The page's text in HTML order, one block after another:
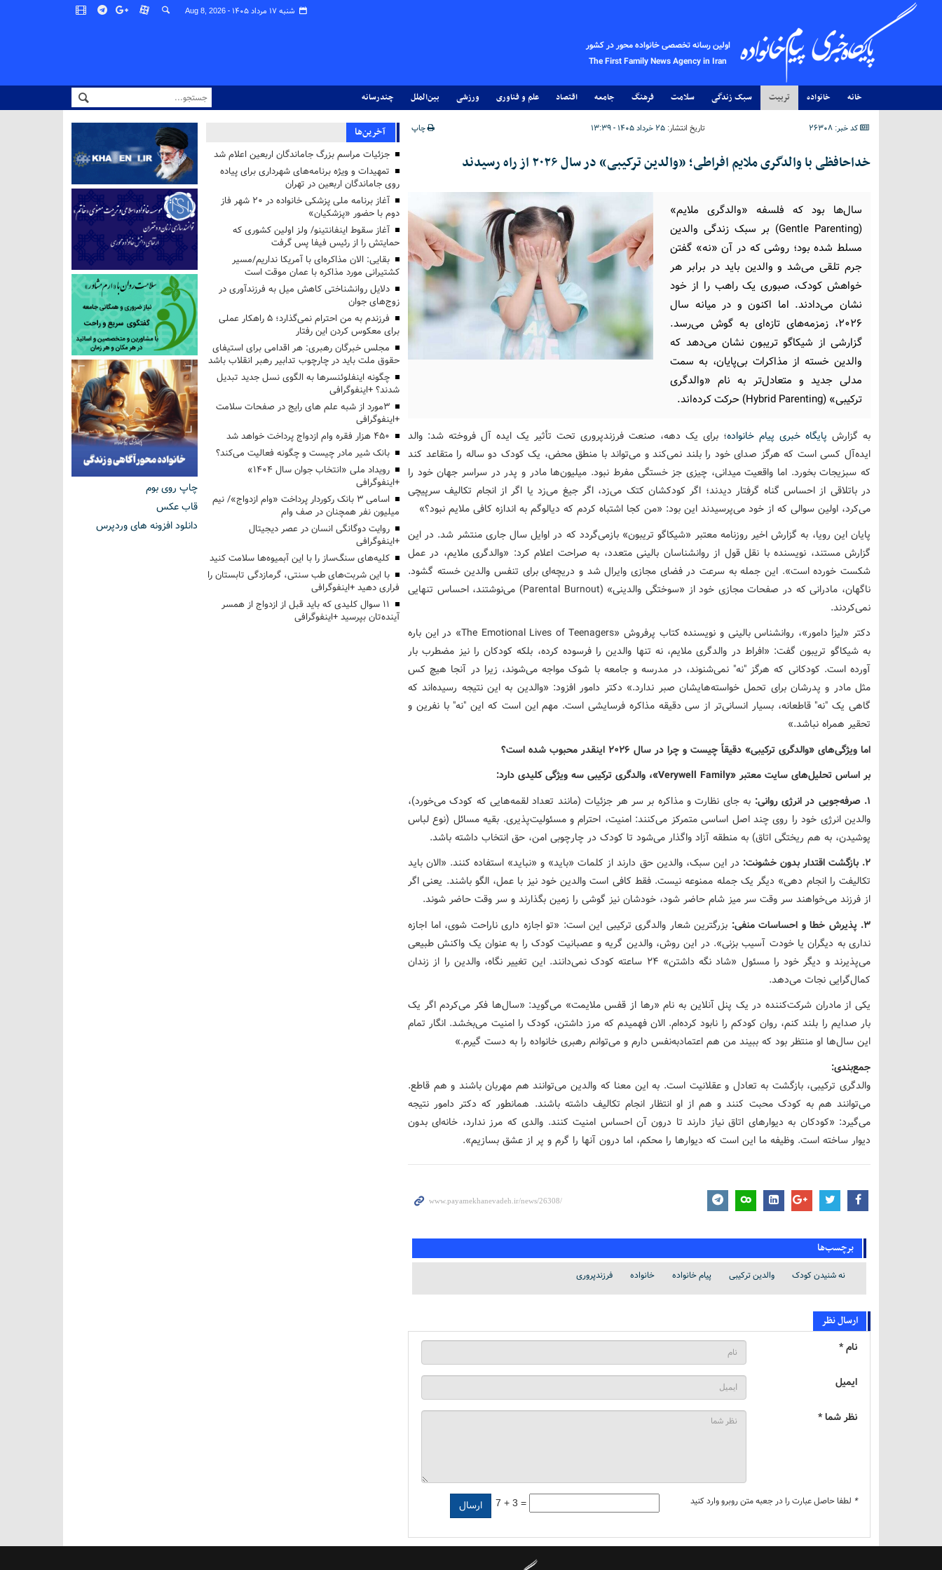
شنبه ۱۷ مرداد ۱۴۰۵ - Aug 8, 2026
اولین رسانه تخصصی خانواده محور در کشور
The First Family News Agency in Iran
خانه خانواده تربیت سبک زندگی سلامت فرهنگ جامعه اقتصاد علم و فناوری ورزشی بین‌الملل چندرسانه
کد خبر: 26308 تاریخ انتشار:۲۵ خرداد ۱۴۰۵ - ۱۳:۳۹ چاپ
خداحافظی با والدگری ملایم افراطی؛ «والدین ترکیبی» در سال ۲۰۲۶ از راه رسیدند
سال‌ها بود که فلسفه «والدگری ملایم»
(Gentle Parenting) بر سبک زندگی والدین
مسلط شده بود؛ روشی که در آن «نه» گفتن
جرم تلقی می‌شد و والدین باید در برابر هر
خواهش کودک، صبوری یک راهب را از خود
نشان می‌دادند. اما اکنون و در میانه سال
۲۰۲۶، زمزمه‌های تازه‌ای به گوش می‌رسد.
گزارشی از شیکاگو تریبون نشان می‌دهد که
والدین خسته از مذاکرات بی‌پایان، به سمت
مدلی جدید و متعادل‌تر به نام «والدگری
ترکیبی» (Hybrid Parenting) حرکت کرده‌اند.
به گزارش پایگاه خبری پیام خانواده؛ برای یک دهه، صنعت فرزندپروری تحت تأثیر یک ایده آل فروخته شد: والد
ایده‌آل کسی است که هرگز صدای خود را بلند نمی‌کند و می‌تواند با منطق محض، یک کودک دو ساله را متقاعد کند
که سبزیجات بخورد. اما واقعیت میدانی، چیزی جز خستگی مفرط نبود. میلیون‌ها مادر و پدر در سراسر جهان خود را
در باتلاقی از احساس گناه گرفتار دیدند؛ اگر کودکشان کتک می‌زد، اگر جیغ می‌زد یا اگر از انجام تکالیف سرپیچی
می‌کرد، اولین سوالی که از خود می‌پرسیدند این بود: «من کجا اشتباه کردم که دیالوگم به اندازه کافی ملایم نبود؟»
پایان این رویا، به گزارش اخیر روزنامه معتبر «شیکاگو تریبون» بازمی‌گردد که در اوایل سال جاری منتشر شد. در این
گزارش مستند، نویسنده با نقل قول از روانشناسان بالینی متعدد، به صراحت اعلام کرد: «والدگری ملایم، در عمل
شکست خورده است». این جمله به سرعت در فضای مجازی وایرال شد و دریچه‌ای برای تنفس والدین خسته گشود.
ناگهان، مادرانی که در صفحات مجازی خود از «سوختگی والدینی» (Parental Burnout) می‌نوشتند، احساس تنهایی
نمی‌کردند.
دکتر «لیزا دامور»، روانشناس بالینی و نویسنده کتاب پرفروش «The Emotional Lives of Teenagers» در این باره
به شیکاگو تریبون گفت: «افراط در والدگری ملایم، نه تنها والدین را فرسوده کرده، بلکه کودکان را نیز مضطرب بار
آورده است. کودکانی که هرگز "نه" نمی‌شنوند، در مدرسه و جامعه با شوک مواجه می‌شوند، زیرا در آنجا هیچ کس
مثل مادر و پدرشان برای تحمل خواسته‌هایشان صبر ندارد.» دکتر دامور افزود: «والدین به این نتیجه رسیده‌اند که
گاهی یک "نه" قاطعانه، بسیار انسانی‌تر از سی دقیقه مذاکره فرسایشی است. مهم این است که این "نه" با نفرین و
تحقیر همراه نباشد.»
اما ویژگی‌های «والدگری ترکیبی» دقیقاً چیست و چرا در سال ۲۰۲۶ اینقدر محبوب شده است؟
بر اساس تحلیل‌های سایت معتبر «Verywell Family»، والدگری ترکیبی سه ویژگی کلیدی دارد:
۱. صرفه‌جویی در انرژی روانی:
به جای نظارت و مذاکره بر سر هر جزئیات (مانند تعداد لقمه‌هایی که کودک می‌خورد)،
والدین انرژی خود را روی چند اصل اساسی متمرکز می‌کنند: امنیت، احترام و مسئولیت‌پذیری. بقیه مسائل (نوع لباس
پوشیدن، به هم ریختگی اتاق) به منطقه آزاد واگذار می‌شود تا کودک در چارچوبی امن، حق انتخاب داشته باشد.
۲. بازگشت اقتدار بدون خشونت:
در این سبک، والدین حق دارند از کلمات «باید» و «نباید» استفاده کنند. «الان باید
تکالیفت را انجام دهی» دیگر یک جمله ممنوعه نیست. فقط کافی است والدین خود نیز با عمل، الگو باشند. یعنی اگر
از فرزند می‌خواهند سر وقت سر میز شام حاضر شود، خودشان نیز گوشی را زمین بگذارند و سر وقت حاضر شوند.
۳. پذیرش خطا و احساسات منفی:
بزرگترین شعار والدگری ترکیبی این است: «تو اجازه داری ناراحت شوی، اما اجازه
نداری به دیگران یا خودت آسیب بزنی». در این روش، والدین گریه و عصبانیت کودک را به عنوان یک واکنش طبیعی
می‌پذیرند و دیگر خود را مسئول «شاد نگه داشتن» ۲۴ ساعته کودک نمی‌دانند. این تغییر نگاه، والدین را از زندان
کمال‌گرایی نجات می‌دهد.
یکی از مادران شرکت‌کننده در یک پنل آنلاین به نام «رها از قفس ملایمت» می‌گوید: «سال‌ها فکر می‌کردم اگر یک
بار صدایم را بلند کنم، روان کودکم را نابود کرده‌ام. الان فهمیدم که مرز داشتن، کودک را امنیت می‌بخشد. انگار تمام
این سال‌ها او منتظر بود که ببیند من هم اعتمادبه‌نفس دارم و می‌توانم رهبری خانواده را به دست گیرم.»
جمع‌بندی:
والدگری ترکیبی، بازگشت به تعادل و عقلانیت است. به این معنا که والدین می‌توانند هم مهربان باشند و هم قاطع.
می‌توانند هم به کودک محبت کنند و هم از او انتظار انجام تکالیف داشته باشند. همانطور که دکتر دامور نتیجه
می‌گیرد: «کودکان به دیوارهای اتاق نیاز دارند تا درون آن احساس امنیت کنند. والدی که مرز ندارد، خانه‌ای بدون
دیوار ساخته است. وظیفه ما این است که دیوارها را محکم، اما درون آنها را گرم و پر از عشق بسازیم».
برچسب‌ها
نه شنیدن کودک والدین ترکیبی پیام خانواده خانواده فرزندپروری
ارسال نظر
نام *
ایمیل
نظر شما *
* لطفا حاصل عبارت را در جعبه متن روبرو وارد کنید 7 + 3 =
آخرین‌ها
جزئیات مراسم بزرگ جاماندگان اربعین اعلام شد
تمهیدات و ویژه برنامه‌های شهرداری برای پیاده
روی جاماندگان اربعین در تهران
آغاز برنامه ملی پزشکی خانواده در ۲۰ شهر فاز
دوم با حضور «پزشکیان»
آغاز سقوط اینفانتینو/ ولز اولین کشوری که
حمایتش را از رئیس فیفا پس گرفت
بقایی: الان مذاکره‌ای با آمریکا نداریم/مسیر
کشتیرانی مورد مذاکره با عمان موقت است
دلایل روانشناختی کاهش میل به فرزندآوری در
زوج‌های جوان
فرزندم به من احترام نمی‌گذارد؛ ۵ راهکار عملی
برای معکوس کردن این رفتار
مجلس خبرگان رهبری: هر اقدامی برای استیفای
حقوق ملت باید در چارچوب تدابیر رهبر انقلاب باشد
چگونه اینفلوئنسرها به الگوی نسل جدید تبدیل
شدند؟ +اینفوگرافی
3مورد از شبه علم های رایج در صفحات سلامت
+اینفوگرافی
۴۵۰ هزار فقره وام ازدواج پرداخت خواهد شد
بانک شیر مادر چیست و چگونه فعالیت می‌کند؟
رویداد ملی «انتخاب جوان سال ۱۴۰۴»
+اینفوگرافی
اسامی ۳ بانک رکوردار پرداخت «وام ازدواج»/ نیم
میلیون نفر همچنان در صف وام
روایت دوگانگی انسان در عصر دیجیتال
+اینفوگرافی
کلیه‌های سنگ‌ساز را با این آبمیوه‌ها سلامت کنید
با این شربت‌های طب سنتی، گرمازدگی تابستان را
فراری دهید +اینفوگرافی
۱۱ سوال کلیدی که باید قبل از ازدواج از همسر
آینده‌تان بپرسید +اینفوگرافی
چاپ روی بوم
قاب عکس
دانلود افزونه های وردپرس